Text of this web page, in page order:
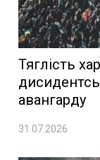
Тяглість
авангарду
31.07.2026